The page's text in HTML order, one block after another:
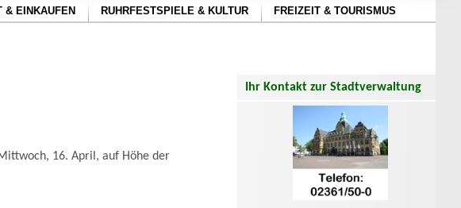
& EINKAUFEN RUHRFESTSPIELE & KULTUR FREIZEIT & TOURISMUS
16. April, auf Höhe der
Ihr Kontakt zur Stadtverwaltung